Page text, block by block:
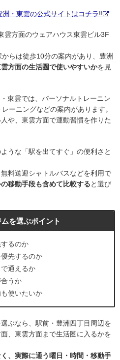
・東雲の公式サイトはコチラ!!
雲方面のウェアハウス東雲ビル3F
らは徒歩10分の案内があり、豊洲
方面の生活圏で使いやすいかを見
東雲では、パーソナルトレーニン
ーニングなどの案内があります。
や、東雲方面で運動習慣を作りた
うな「駅を出てすぐ」の便利さと
料送迎シャトルバスなどを利用で
移動手段も含めて比較すると選び
を選ぶポイント
るのか
先するのか
通えるか
うか
使いたいか
ぶなら、駅前・豊洲四丁目周辺を
、東雲方面まで生活圏に入るかを
、実際に通う曜日・時間・移動手